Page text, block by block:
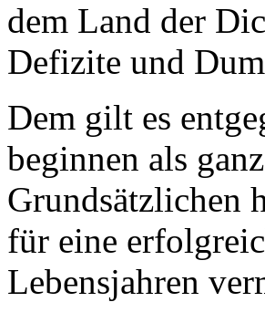
dem Land der
Defizite und
Dem gilt es
beginnen als
Grundsätzlichen
für eine
Lebensjahren